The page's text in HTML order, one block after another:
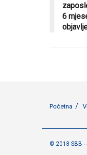
6
Početna
© 2018 SBB -